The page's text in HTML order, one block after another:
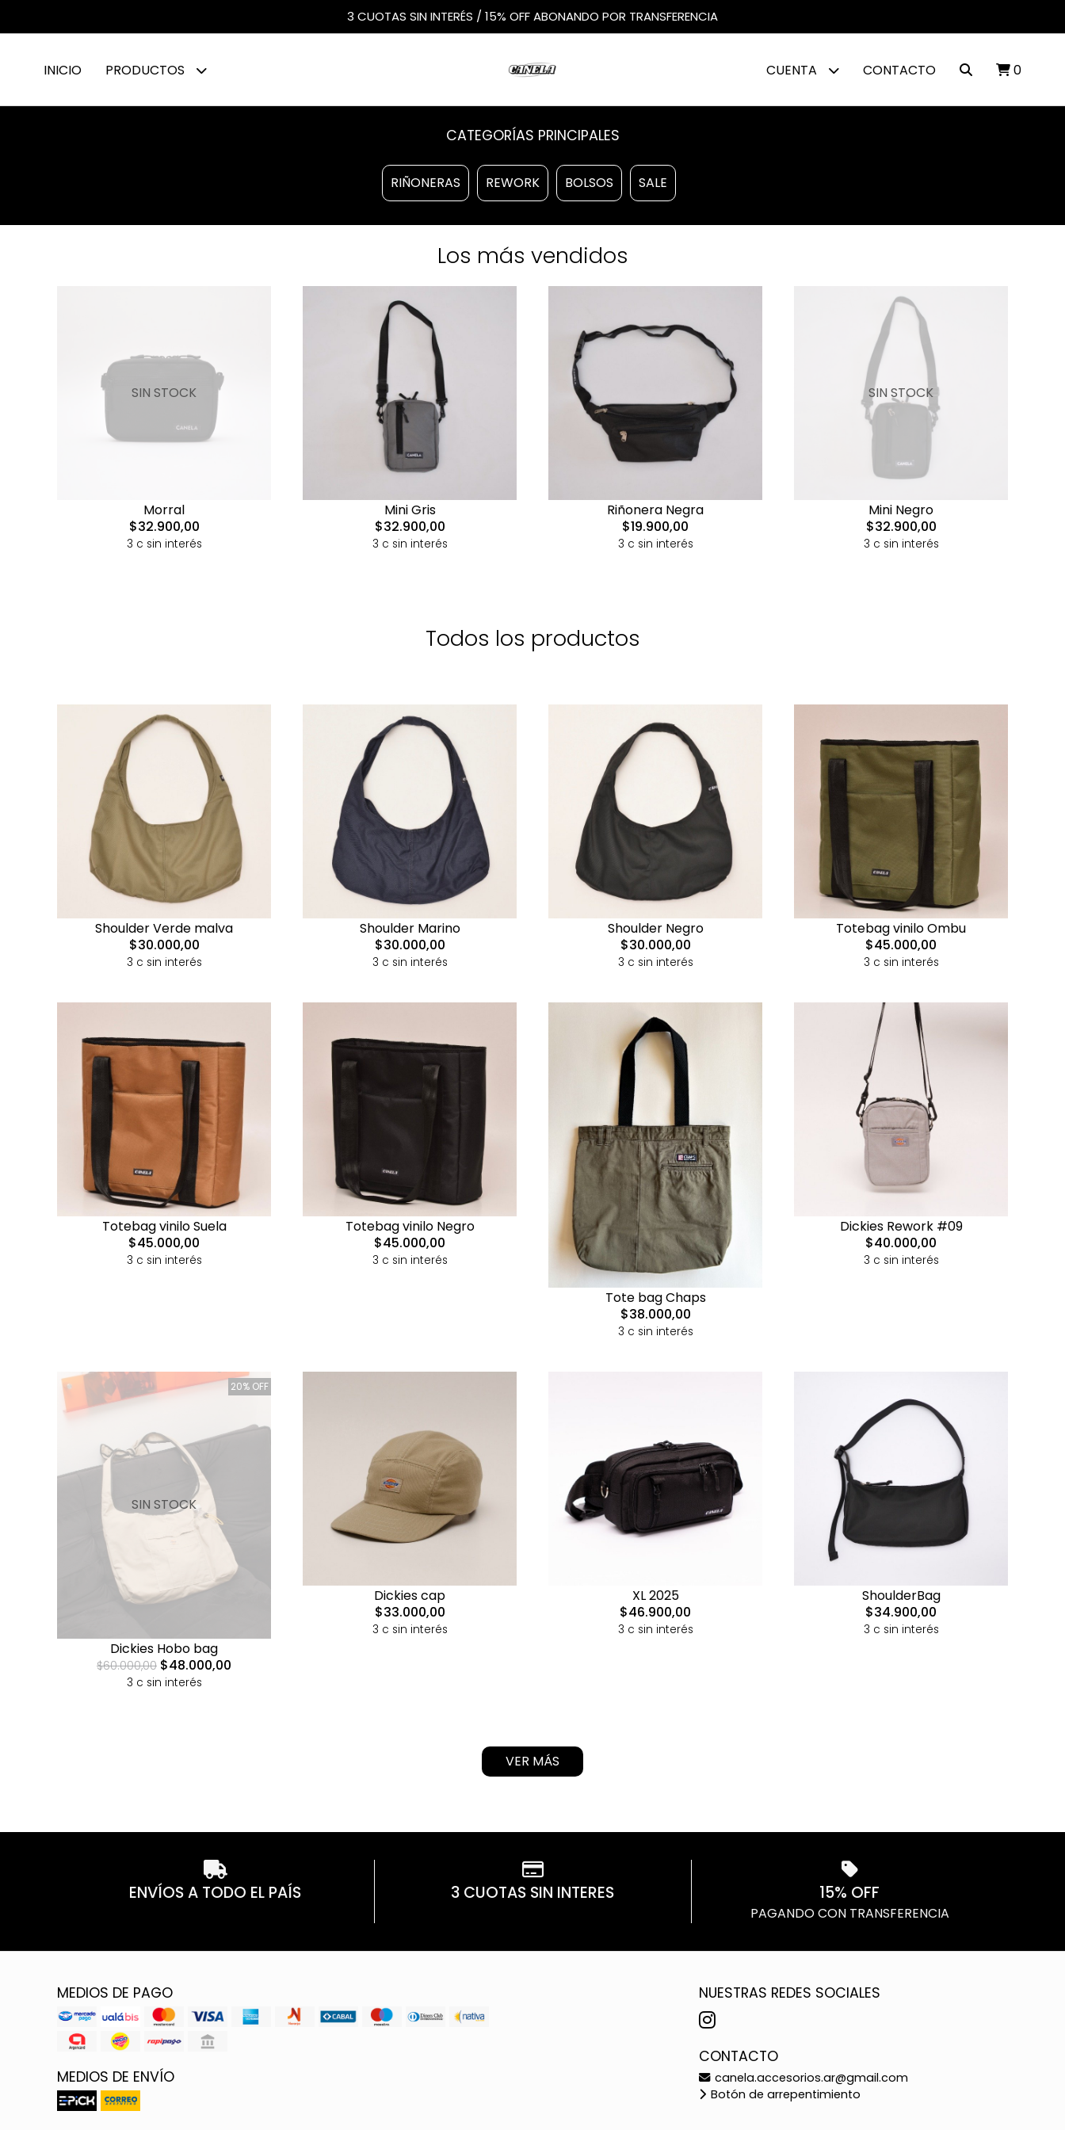
3 CUOTAS SIN INTERÉS / 15% OFF ABONANDO POR TRANSFERENCIA
INICIO PRODUCTOS CUENTA CONTACTO 0
CATEGORÍAS PRINCIPALES
RIÑONERAS REWORK BOLSOS SALE
Los más vendidos
SIN STOCK
Morral
$32.900,00
3 c sin interés
Mini Gris
$32.900,00
3 c sin interés
Riñonera Negra
$19.900,00
3 c sin interés
SIN STOCK
Mini Negro
$32.900,00
3 c sin interés
Todos los productos
Shoulder Verde malva
$30.000,00
3 c sin interés
Shoulder Marino
$30.000,00
3 c sin interés
Shoulder Negro
$30.000,00
3 c sin interés
Totebag vinilo Ombu
$45.000,00
3 c sin interés
Totebag vinilo Suela
$45.000,00
3 c sin interés
Totebag vinilo Negro
$45.000,00
3 c sin interés
Tote bag Chaps
$38.000,00
3 c sin interés
Dickies Rework #09
$40.000,00
3 c sin interés
20% OFF
SIN STOCK
Dickies Hobo bag
$60.000,00 $48.000,00
3 c sin interés
Dickies cap
$33.000,00
3 c sin interés
XL 2025
$46.900,00
3 c sin interés
ShoulderBag
$34.900,00
3 c sin interés
VER MÁS
ENVÍOS A TODO EL PAÍS 3 CUOTAS SIN INTERES 15% OFF
PAGANDO CON TRANSFERENCIA
MEDIOS DE PAGO
MEDIOS DE ENVÍO
NUESTRAS REDES SOCIALES
CONTACTO
canela.accesorios.ar@gmail.com
Botón de arrepentimiento